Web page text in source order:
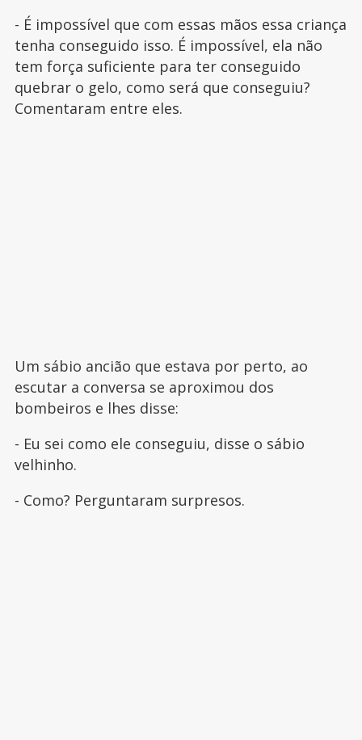
- É impossível que com essas mãos essa criança
tenha conseguido isso. É impossível, ela não
tem força suficiente para ter conseguido
quebrar o gelo, como será que conseguiu?
Comentaram entre eles.
Um sábio ancião que estava por perto, ao
escutar a conversa se aproximou dos
bombeiros e lhes disse:
- Eu sei como ele conseguiu, disse o sábio
velhinho.
- Como? Perguntaram surpresos.